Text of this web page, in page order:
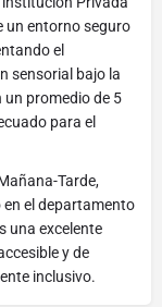
un entorno seguro
el
sensorial bajo la
un promedio de 5
para el
Tarde,
el departamento
una excelente
y de
inclusivo.